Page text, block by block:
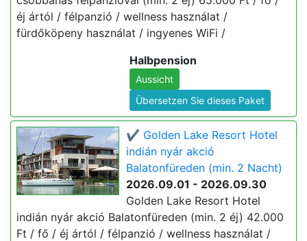
éj ártól / félpanzió / wellness használat /
fürdőköpeny használat / ingyenes WiFi /
Halbpension
Aussicht
Übersetzen Sie dieses Paket
✔️ Golden Lake Resort Hotel
indián nyár akció
Balatonfüreden (min. 2 Nacht)
2026.09.01 - 2026.09.30
Golden Lake Resort Hotel
indián nyár akció Balatonfüreden (min. 2 éj) 42.000
Ft / fő / éj ártól / félpanzió / wellness használat /